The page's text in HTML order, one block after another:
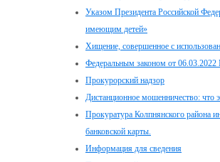
Указом Президента Российской
имеющим детей»
Хищение, совершенное с
Федеральным законом от
Прокурорский надзор
Дистанционное мошенничество: что
Прокуратура Колпнянского района
банковской карты.
Информация для сведения